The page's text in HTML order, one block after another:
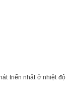
triển nhất ở nhiệt độ